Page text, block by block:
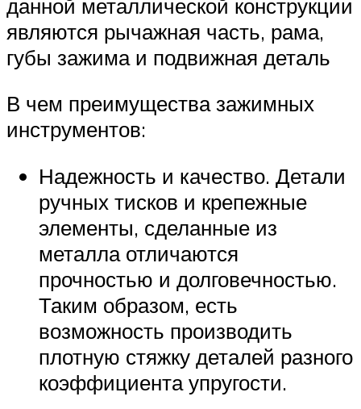
данной металлической конструкции
являются рычажная часть, рама,
губы зажима и подвижная деталь
В чем преимущества зажимных
инструментов:
Надежность и качество. Детали
ручных тисков и крепежные
элементы, сделанные из
металла отличаются
прочностью и долговечностью.
Таким образом, есть
возможность производить
плотную стяжку деталей разного
коэффициента упругости.